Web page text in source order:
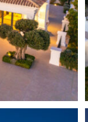
cocina
combina
un
invitados.
Un
medida,
escultural
al mar y a